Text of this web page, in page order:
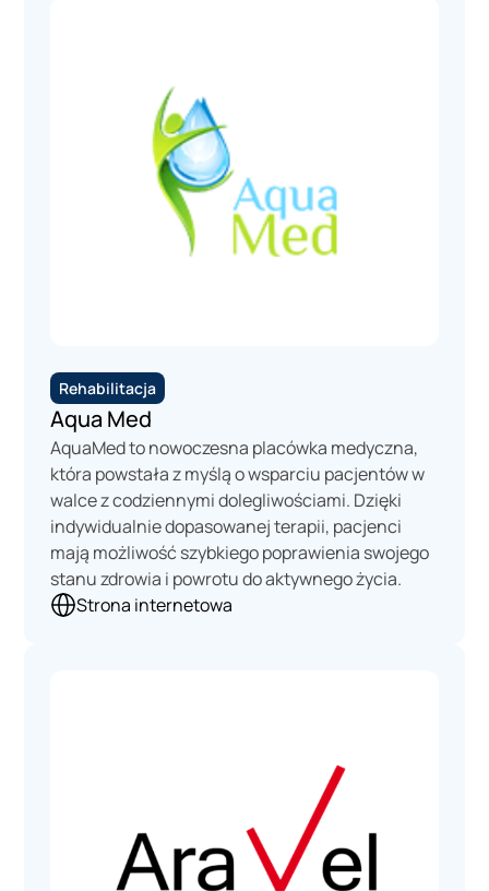
Rehabilitacja
Aqua Med
AquaMed to nowoczesna placówka medyczna,
która powstała z myślą o wsparciu pacjentów w
walce z codziennymi dolegliwościami. Dzięki
indywidualnie dopasowanej terapii, pacjenci
mają możliwość szybkiego poprawienia swojego
stanu zdrowia i powrotu do aktywnego życia.
Strona internetowa